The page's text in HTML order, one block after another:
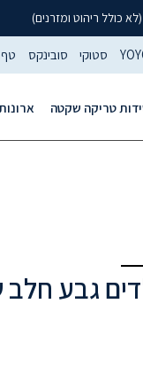
סטוקי סובינקס טף
טריקה שקטה ארונות
גבע